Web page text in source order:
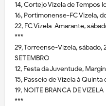
14, Cortejo Vizela de Tempos
16, Portimonense-FC Vizela,
22, FC Vizela-Amarante,
***
29, Torreense-Vizela, sábado,
SETEMBRO
12, Festa da Juventude,
15, Passeio de Vizela à Quinta
19, NOITE BRANCA DE VIZELA
***